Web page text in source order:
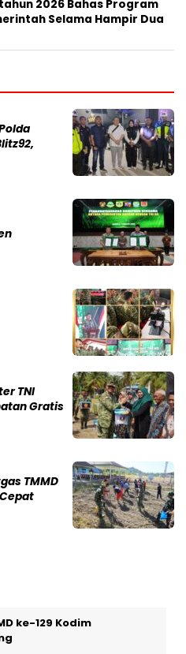
2026 Bahas Program
Selama Hampir Dua
TNI
Gratis
TMMD
ke-129 Kodim